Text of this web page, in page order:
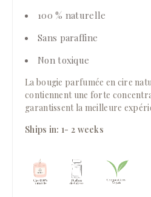
100 % naturelle
Sans paraffine
Non toxique
La bougie parfumée en cire
contiennent une forte
garantissent la meilleure
Ships in: 1- 2 weeks